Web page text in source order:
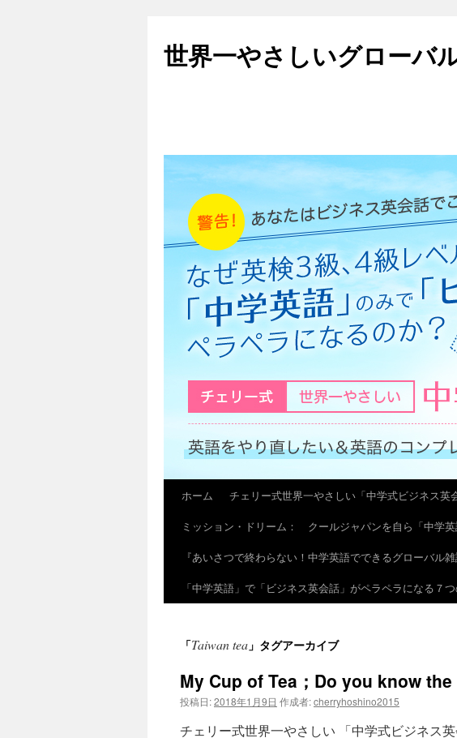
世界一やさしいグローバ
ホーム チェリー式世界一やさしい「中学式ビジネス英
ミッション・ドリーム： クールジャパンを自ら「中学英
『あいさつで終わらない！中学英語でできるグローバル
「中学英語」で「ビジネス英会話」がペラペラになる７
「Taiwan tea 」タグアーカイブ
My Cup of Tea；Do you know
投稿日:2018年1月9日 作成者:cherryhoshino2015
チェリー式世界一やさしい 「中学式ビジネス